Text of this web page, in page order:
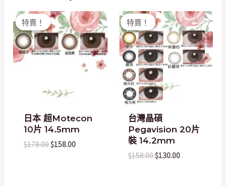
特賣！
特賣！
日本 超Motecon
10片 14.5mm
$178.00
Original
price
was:
$178.00.
$158.00
Current
price
is:
$158.00.
特賣！
特賣！
台灣晶碩
Pegavision 20片
裝 14.2mm
$158.00
Original
price
was:
$158.00.
$130.00
Current
price
is:
$130.00.